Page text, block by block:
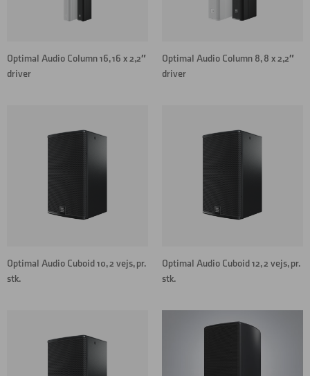
Optimal Audio Column 16, 16 x 2,2″
driver
Optimal Audio Column 8, 8 x 2,2″
driver
Optimal Audio Cuboid 10, 2 vejs, pr.
stk.
Optimal Audio Cuboid 12, 2 vejs, pr.
stk.